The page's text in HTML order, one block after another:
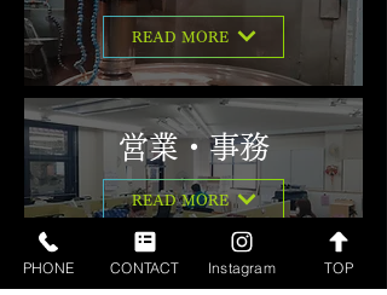
READ MORE
READ MORE
営業・事務
PHONE CONTACT Instagram TOP